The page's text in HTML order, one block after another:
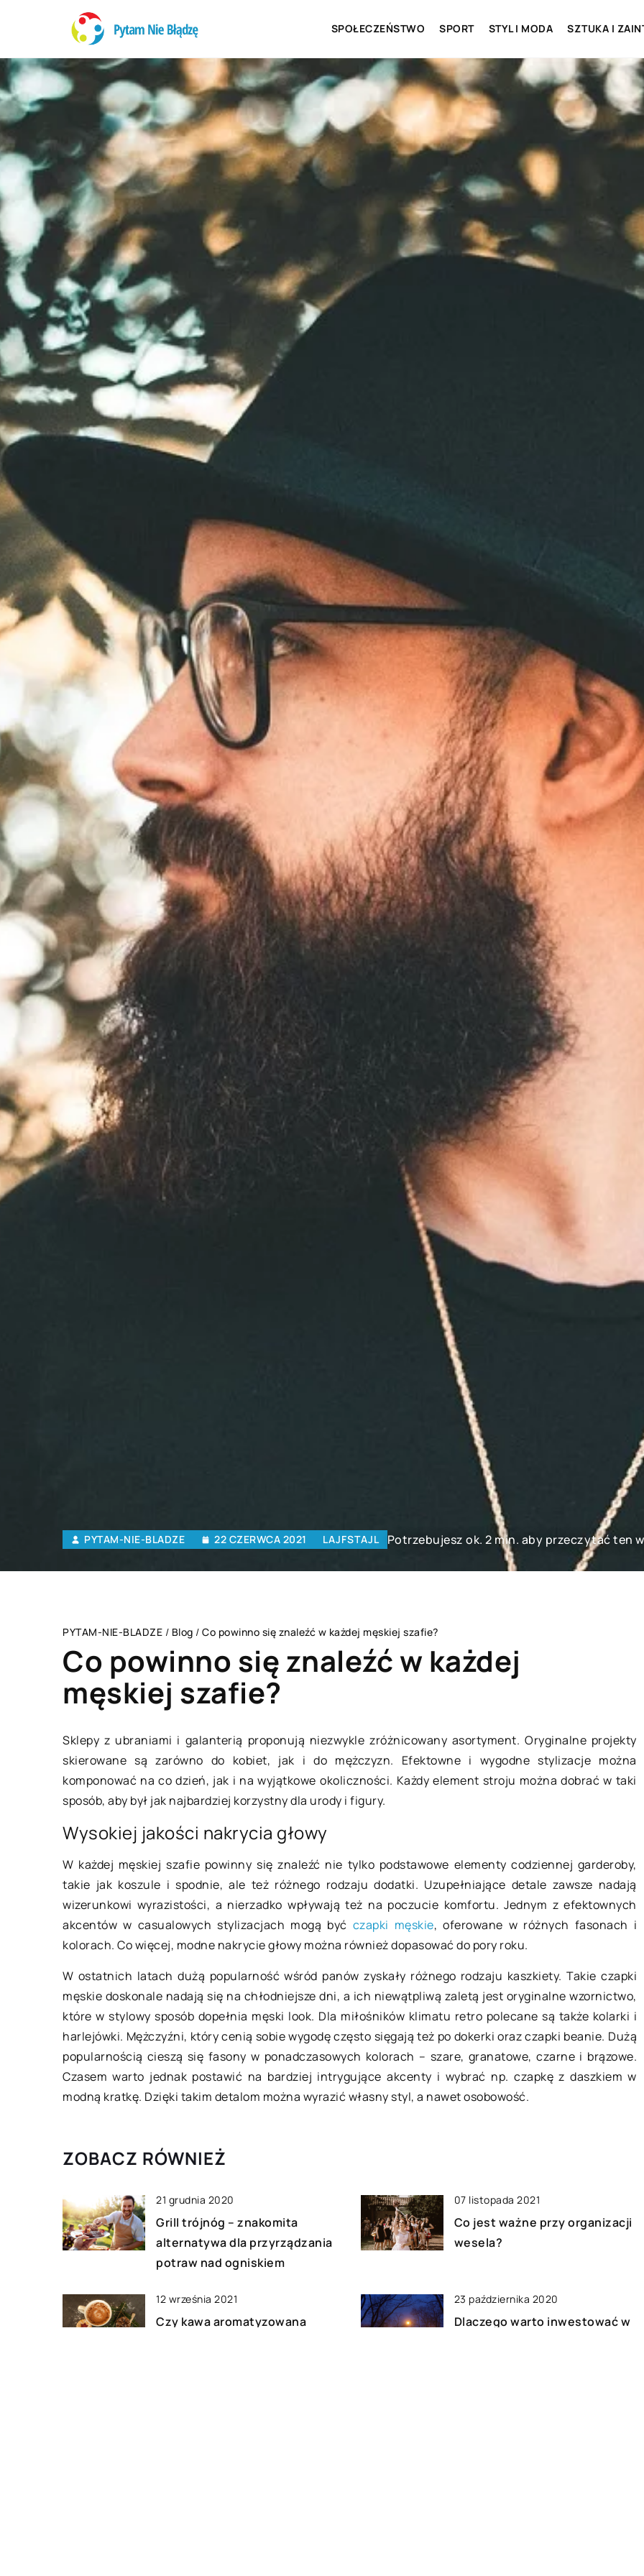
SPOŁECZEŃSTWO SPORT STYL I MODA SZTUKA I
PYTAM-NIE-BLADZE 22 CZERWCA 2021 LAJFSTAJL Potrzebujesz ok. 2 min. aby przeczytać ten
PYTAM-NIE-BLADZE / Blog / Co powinno się znaleźć w każdej męskiej szafie?
Co powinno się znaleźć w każdej
męskiej szafie?
Sklepy z ubraniami i galanterią proponują niezwykle zróżnicowany asortyment. Oryginalne projekty
skierowane są zarówno do kobiet, jak i do mężczyzn. Efektowne i wygodne stylizacje można
komponować na co dzień, jak i na wyjątkowe okoliczności. Każdy element stroju można dobrać w taki
sposób, aby był jak najbardziej korzystny dla urody i figury.
Wysokiej jakości nakrycia głowy
W każdej męskiej szafie powinny się znaleźć nie tylko podstawowe elementy codziennej garderoby,
takie jak koszule i spodnie, ale też różnego rodzaju dodatki. Uzupełniające detale zawsze nadają
wizerunkowi wyrazistości, a nierzadko wpływają też na poczucie komfortu. Jednym z efektownych
akcentów w casualowych stylizacjach mogą być czapki męskie, oferowane w różnych fasonach i
kolorach. Co więcej, modne nakrycie głowy można również dopasować do pory roku.
W ostatnich latach dużą popularność wśród panów zyskały różnego rodzaju kaszkiety. Takie czapki
męskie doskonale nadają się na chłodniejsze dni, a ich niewątpliwą zaletą jest oryginalne wzornictwo,
które w stylowy sposób dopełnia męski look. Dla miłośników klimatu retro polecane są także kolarki i
harlejówki. Mężczyźni, który cenią sobie wygodę często sięgają też po dokerki oraz czapki beanie. Dużą
popularnością cieszą się fasony w ponadczasowych kolorach – szare, granatowe, czarne i brązowe.
Czasem warto jednak postawić na bardziej intrygujące akcenty i wybrać np. czapkę z daszkiem w
modną kratkę. Dzięki takim detalom można wyrazić własny styl, a nawet osobowość.
ZOBACZ RÓWNIEŻ
21 grudnia 2020
Grill trójnóg – znakomita
alternatywa dla przyrządzania
potraw nad ogniskiem
07 listopada 2021
Co jest ważne przy organizacji
wesela?
12 września 2021
Czy kawa aromatyzowana
23 października 2020
Dlaczego warto inwestować w
05 marca 2022
Scrapbooking – co to jest?
Scrapbooking to dosyć popularna w
ostatnich latach sztuka ręcznego
zdobienia kartek, pudełek i albumów.
Osoby, które mają spore
doświadczenie w […]
08 lipca 2019
Jak często oddawać rower do
serwisu?
Z roku na rok w naszym kraju rośnie
liczba osób jeżdżących na rowerze.
Ludzie jeżdżą dla sportu,
rekreacyjnie lub wykorzystują […]